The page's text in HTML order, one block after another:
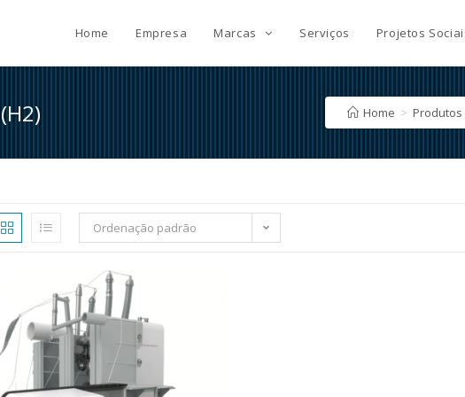
Home Empresa Marcas Serviços Projetos
Home > Produtos
Ordenação padrão